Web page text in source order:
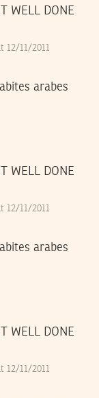
WELL DONE
12/11/2011
arabes
WELL DONE
12/11/2011
arabes
WELL DONE
12/11/2011